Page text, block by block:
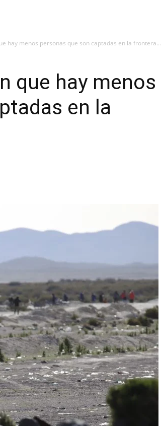
hay menos personas que son captadas en la frontera...
que hay menos
en la